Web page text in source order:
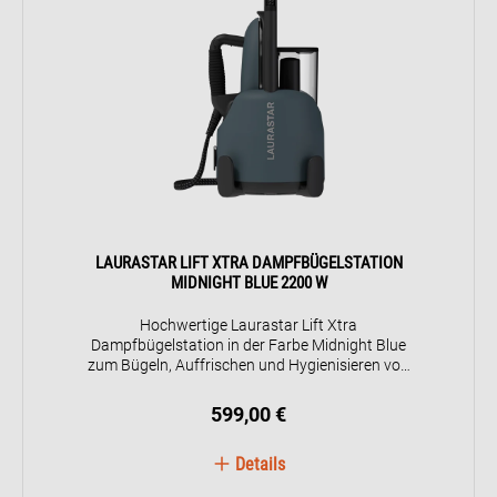
LAURASTAR LIFT XTRA DAMPFBÜGELSTATION
MIDNIGHT BLUE 2200 W
Hochwertige Laurastar Lift Xtra
Dampfbügelstation in der Farbe Midnight Blue
zum Bügeln, Auffrischen und Hygienisieren von
Bügeln auf dem Bügelbrett, vertikales
Entknittern auf dem Kleiderbügel und
Microfine Steam (DMS) Technologie sorgt für
599,00 €
Details